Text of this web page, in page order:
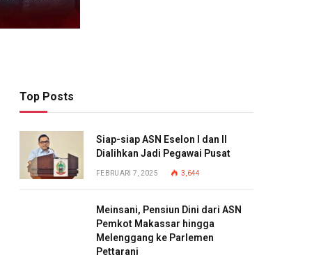
Top Posts
Siap-siap ASN Eselon I dan II
Dialihkan Jadi Pegawai Pusat
FEBRUARI 7, 2025 3,644
Meinsani, Pensiun Dini dari ASN
Pemkot Makassar hingga
Melenggang ke Parlemen
Pettarani